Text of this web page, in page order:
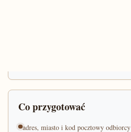
Co przygotować
adres, miasto i kod pocztowy odbiorcy